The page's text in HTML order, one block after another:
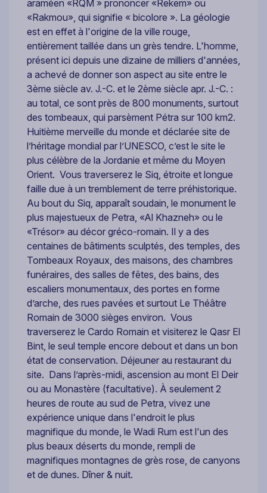
araméen «RQM » prononcer «Rekem» ou
«Rakmou», qui signifie « bicolore ». La géologie
est en effet à l'origine de la ville rouge,
entièrement taillée dans un grès tendre. L'homme,
présent ici depuis une dizaine de milliers d'années,
a achevé de donner son aspect au site entre le
3ème siècle av. J.-C. et le 2ème siècle apr. J.-C. :
au total, ce sont près de 800 monuments, surtout
des tombeaux, qui parsèment Pétra sur 100 km2.
Huitième merveille du monde et déclarée site de
l’héritage mondial par l’UNESCO, c’est le site le
plus célèbre de la Jordanie et même du Moyen
Orient. Vous traverserez le Siq, étroite et longue
faille due à un tremblement de terre préhistorique.
Au bout du Siq, apparaît soudain, le monument le
plus majestueux de Petra, «Al Khazneh» ou le
«Trésor» au décor gréco-romain. Il y a des
centaines de bâtiments sculptés, des temples, des
Tombeaux Royaux, des maisons, des chambres
funéraires, des salles de fêtes, des bains, des
escaliers monumentaux, des portes en forme
d’arche, des rues pavées et surtout Le Théâtre
Romain de 3000 sièges environ. Vous
traverserez le Cardo Romain et visiterez le Qasr El
Bint, le seul temple encore debout et dans un bon
état de conservation. Déjeuner au restaurant du
site. Dans l’après-midi, ascension au mont El Deir
ou au Monastère (facultative). À seulement 2
heures de route au sud de Petra, vivez une
expérience unique dans l'endroit le plus
magnifique du monde, le Wadi Rum est l'un des
plus beaux déserts du monde, rempli de
magnifiques montagnes de grès rose, de canyons
et de dunes. Dîner & nuit.